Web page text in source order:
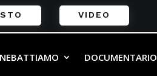
VIDEO
DOCUMENTARIO